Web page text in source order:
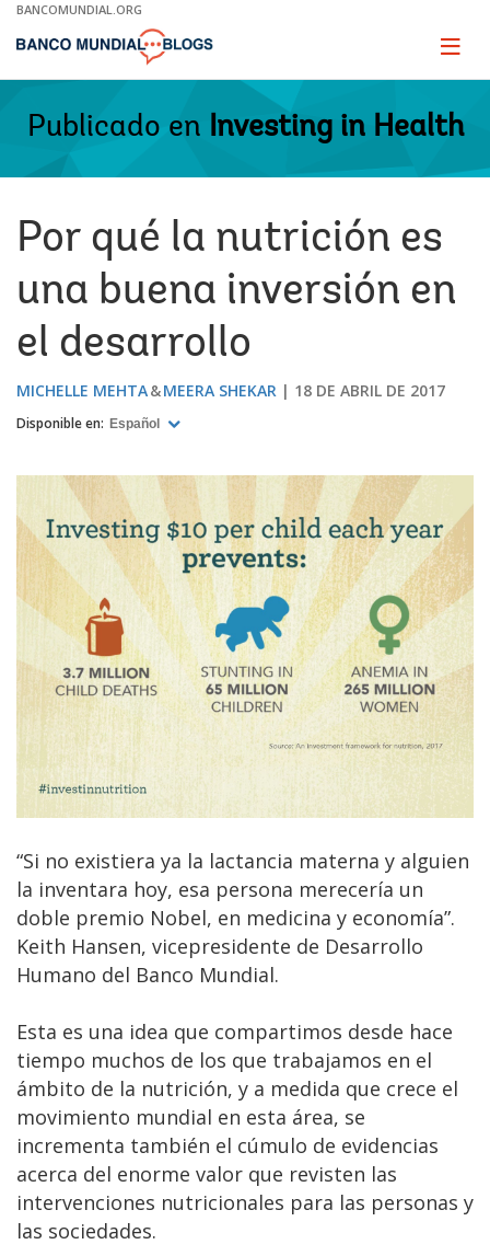
Skip
Main
BANCOMUNDIAL.ORG
Page
Publicado en Investing in Health
Por qué la nutrición es
una buena inversión en
el desarrollo
MICHELLE MEHTA MEERA SHEKAR 18 DE ABRIL DE 2017
Disponible en: Español
“Si no existiera ya la lactancia materna y alguien
la inventara hoy, esa persona merecería un
doble premio Nobel, en medicina y economía”.
Keith Hansen, vicepresidente de Desarrollo
Humano del Banco Mundial.
Esta es una idea que compartimos desde hace
tiempo muchos de los que trabajamos en el
ámbito de la nutrición, y a medida que crece el
movimiento mundial en esta área, se
incrementa también el cúmulo de evidencias
acerca del enorme valor que revisten las
intervenciones nutricionales para las personas y
las sociedades.